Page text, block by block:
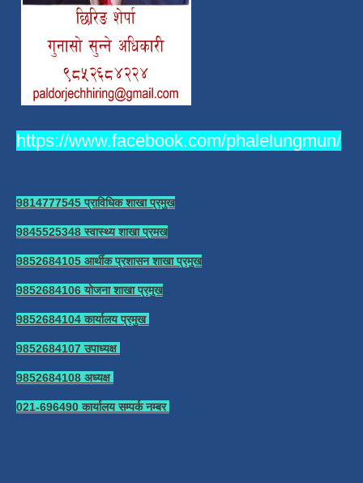
https://www.facebook.com/phalelungmun/
9814777545 प्राविधिक शाखा प्रमुख
9845525348 स्वास्थ्य शाखा प्रमख
9852684105 आर्थीक प्रशासन शाखा प्रमुख
9852684106 योजना शाखा प्रमुख
9852684104 कार्यालय प्रमुख
9852684107 उपाध्यक्ष
9852684108 अध्यक्ष
021-696490 कार्यालय सम्पर्क नम्बर